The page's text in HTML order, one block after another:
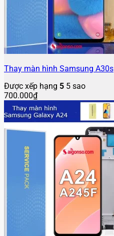
Thay màn hình Samsung A30s
Được xếp hạng 5 5 sao
700.000₫